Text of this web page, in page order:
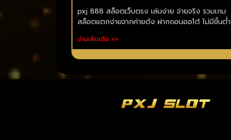
pxj 888 สล็อตเว็บตรง เล่นง่าย จ่ายจริง รวมเกม
สล็อตแตกง่ายจากค่ายดัง ฝากถอนออโต้ ไม่มีขั้นต่ำ
อ่านเพิ่มเติม >>